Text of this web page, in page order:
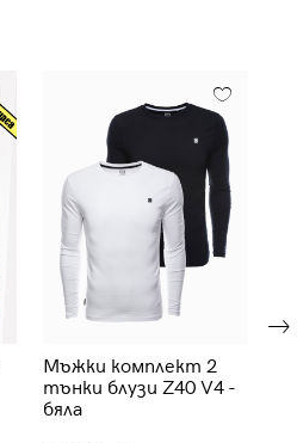
Мъжки комплект 2
тънки блузи Z40 V4 -
бяла